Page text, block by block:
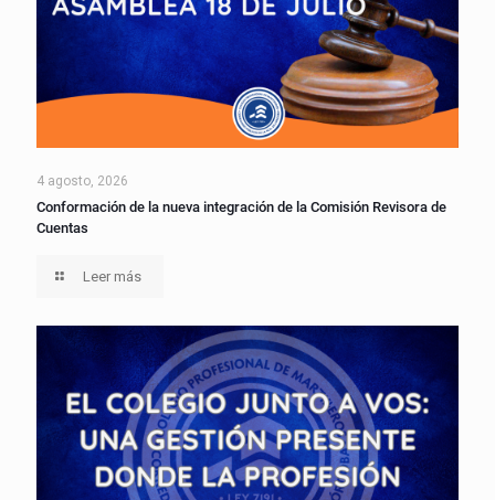
4 agosto, 2026
Conformación de la nueva integración de la Comisión Revisora de
Cuentas
Leer más